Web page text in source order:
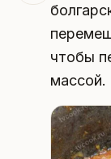
чтобы
массой.